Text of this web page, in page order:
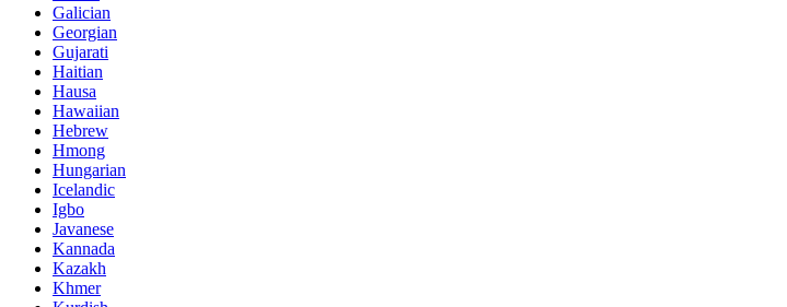
Galician
Georgian
Gujarati
Haitian
Hausa
Hawaiian
Hebrew
Hmong
Hungarian
Icelandic
Igbo
Javanese
Kannada
Kazakh
Khmer